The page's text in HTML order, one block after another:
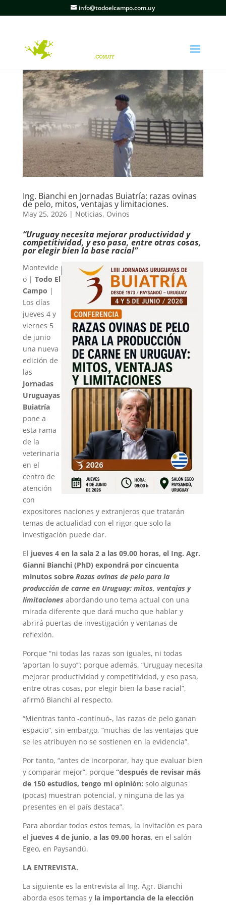
info@todoelcampo.com.uy
Ing. Bianchi en Jornadas Buiatría: razas ovinas
de pelo, mitos, ventajas y limitaciones.
May 25, 2026| Noticias, Ovinos
“Uruguay necesita mejorar productividad y
competitividad, y eso pasa, entre otras cosas,
por elegir bien la base racial”
Montevide
o | Todo El
Campo |
Los días
jueves 4 y
viernes 5
de junio
una nueva
edición de
las
Jornadas
Uruguayas
Buiatría
pone a
esta rama
de la
veterinaria
en el
centro de
atención
con
expositores naciones y extranjeros que tratarán
temas de actualidad con el rigor que solo la
investigación puede dar.
El jueves 4 en la sala 2 a las 09.00 horas, el Ing. Agr.
Gianni Bianchi (PhD) expondrá por cincuenta
minutos sobre Razas ovinas de pelo para la
producción de carne en Uruguay: mitos, ventajas y
limitaciones abordando uno tema actual con una
mirada diferente que dará mucho que hablar y
abrirá puertas de investigación y ventanas de
reflexión.
Porque “ni todas las razas son iguales, ni todas
‘aportan lo suyo’”; porque además, “Uruguay necesita
mejorar productividad y competitividad, y eso pasa,
entre otras cosas, por elegir bien la base racial”,
afirmó Bianchi al respecto.
“Mientras tanto -continuó-, las razas de pelo ganan
espacio”, sin embargo, “muchas de las ventajas que
se les atribuyen no se sostienen en la evidencia”.
Por tanto, “antes de incorporar, hay que evaluar bien
y comparar mejor”, porque “después de revisar más
de 150 estudios, tengo mi opinión: solo algunas
(pocas) muestran potencial, y ninguna de las ya
presentes en el país destaca”.
Para abordar todos estos temas, la invitación es para
el jueves 4 de junio, a las 09.00 horas, en el salón
Egeo, en Paysandú.
LA ENTREVISTA.
La siguiente es la entrevista al Ing. Agr. Bianchi
aborda esos temas y la importancia de la elección